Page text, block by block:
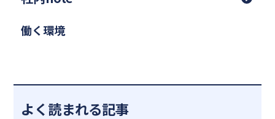
働く環境
よく読まれる記事